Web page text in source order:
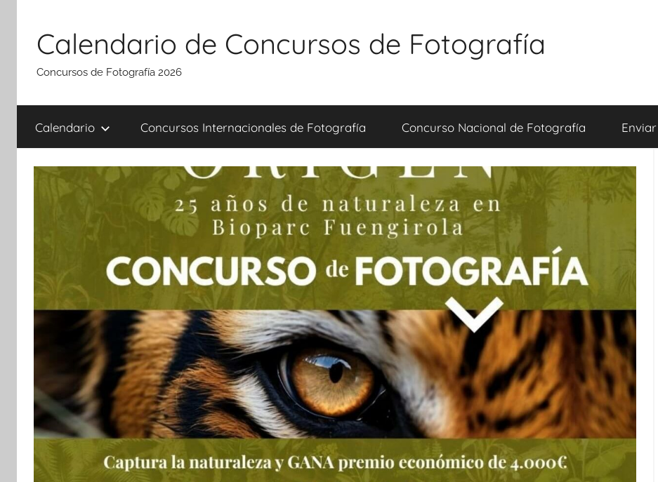
contenido
Calendario de Concursos de Fotografía
Concursos de Fotografía 2026
Calendario Concursos Internacionales de Fotografía Concurso Nacional de Fotografía